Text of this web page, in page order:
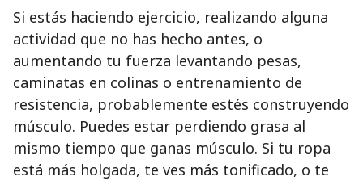
Si estás haciendo ejercicio, realizando alguna
actividad que no has hecho antes, o
aumentando tu fuerza levantando pesas,
caminatas en colinas o entrenamiento de
resistencia, probablemente estés construyendo
músculo. Puedes estar perdiendo grasa al
mismo tiempo que ganas músculo. Si tu ropa
está más holgada, te ves más tonificado, o te